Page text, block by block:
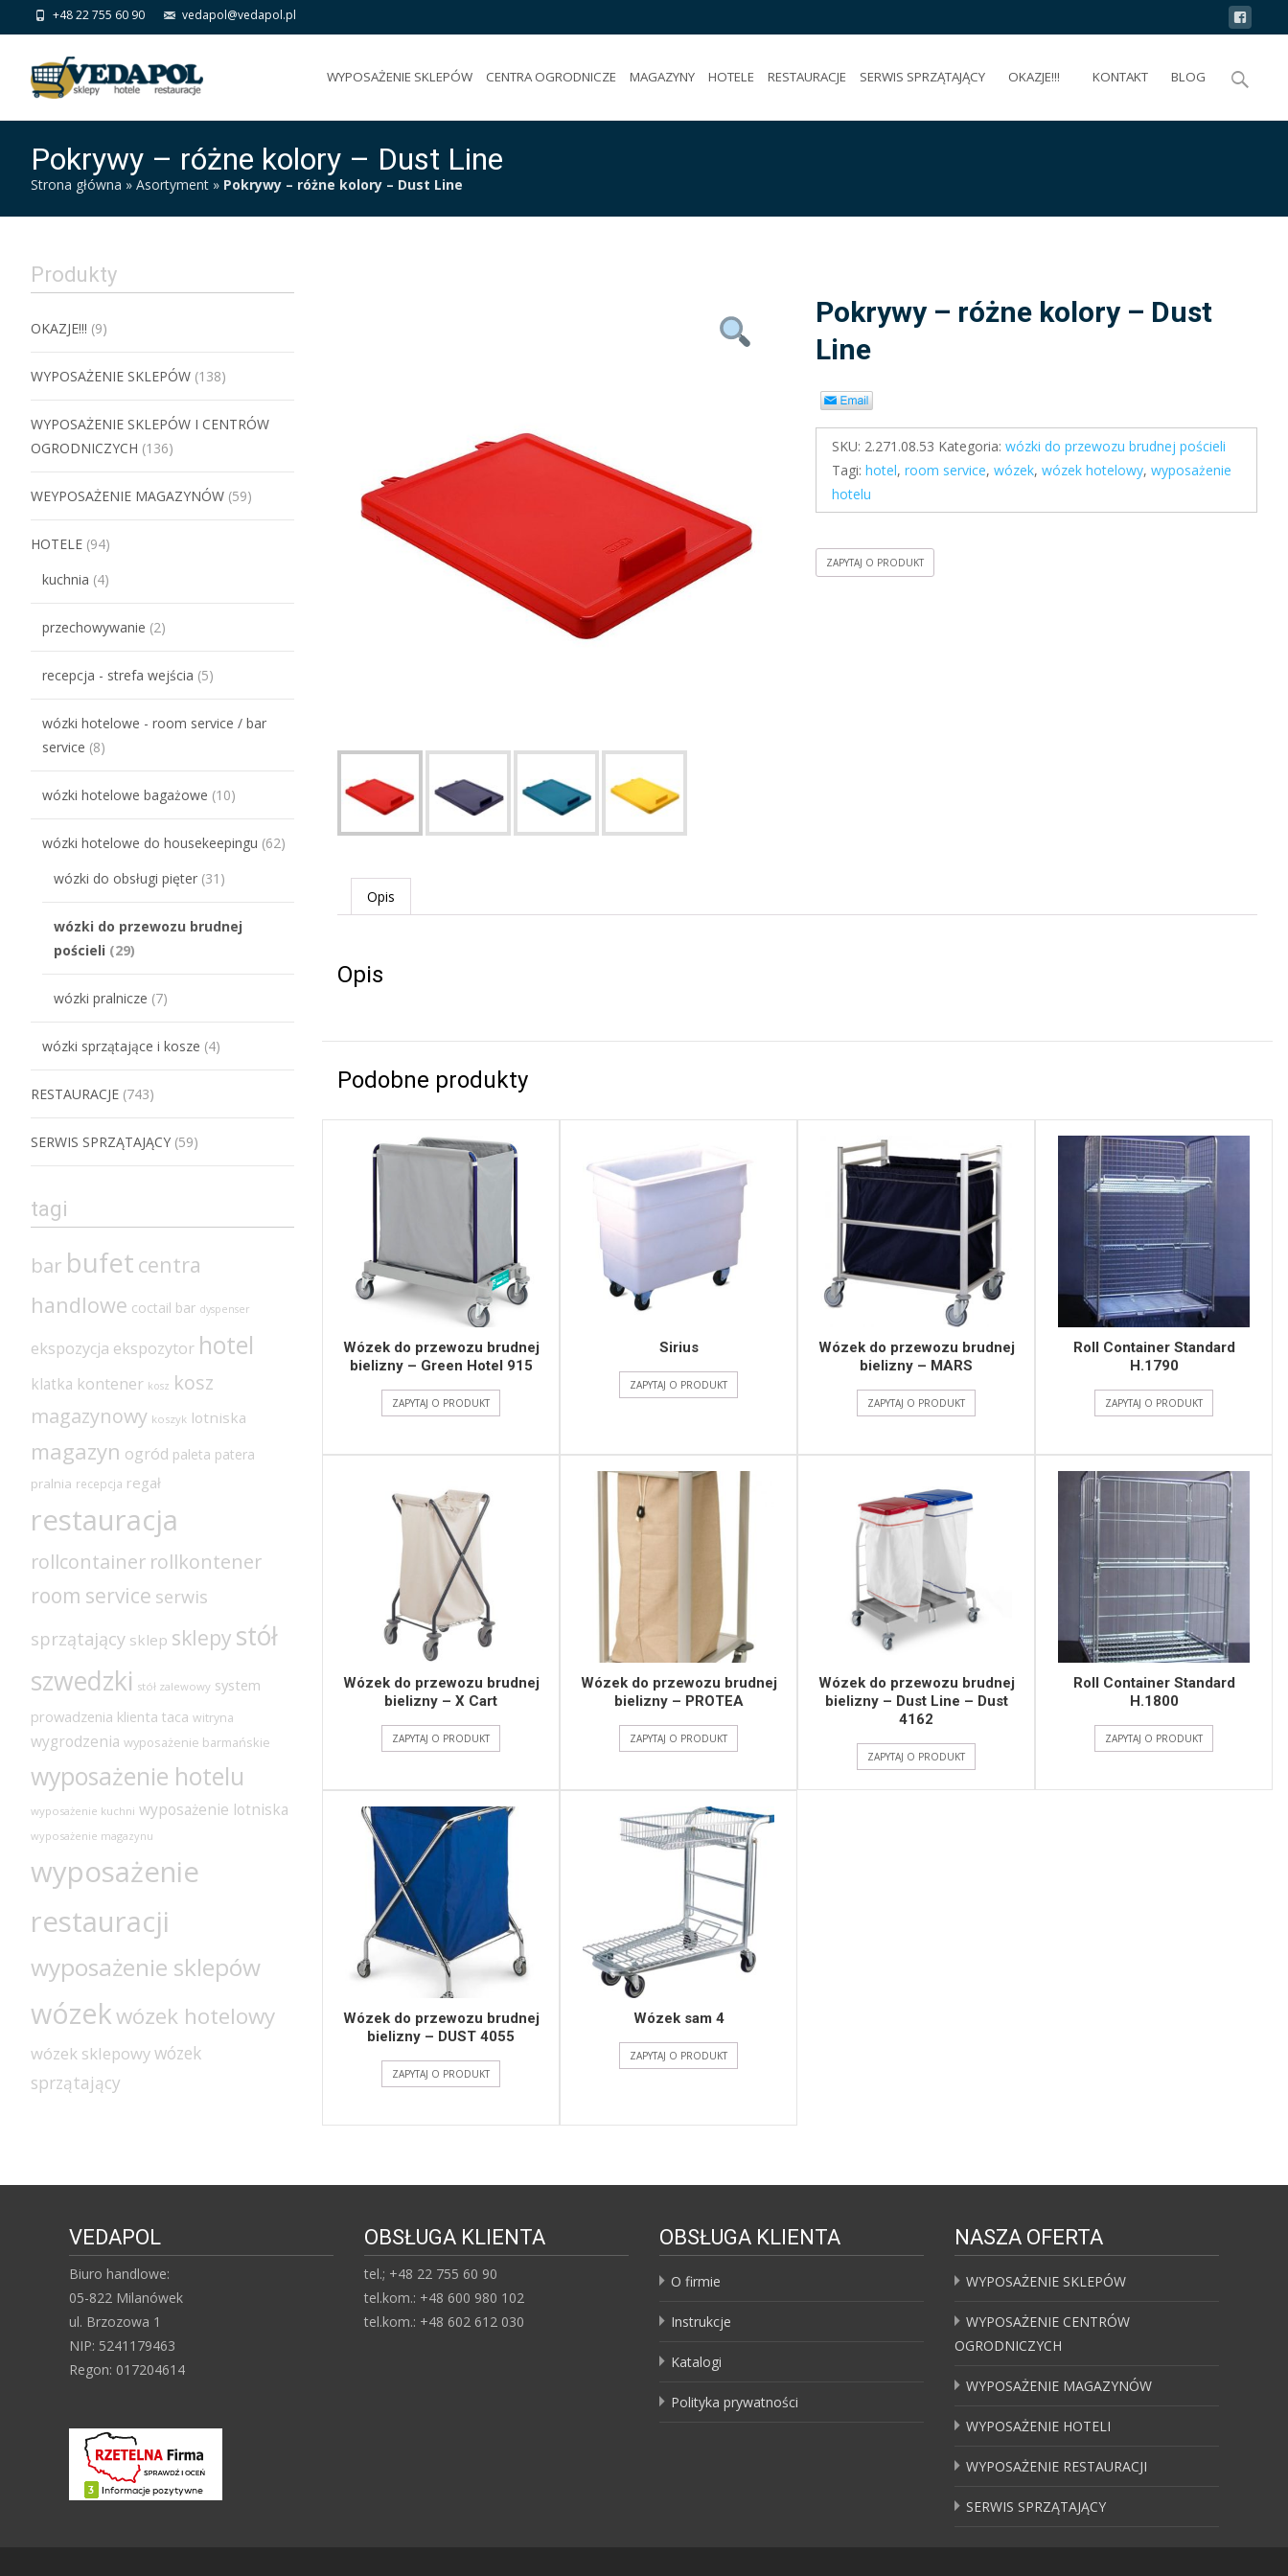
+48 22 755 60 90 vedapol@vedapol.pl
toWYPOSAŻENIE SKLEPÓW CENTRA OGRODNICZE MAGAZYNY HOTELE RESTAURACJE SERWIS SPRZĄTAJĄCY OKAZJE!!! KONTAKT BLOG
Search
Pokrywy – różne kolory – Dust Line
Strona główna » Asortyment » Pokrywy – różne kolory – Dust Line
Pokrywy – różne kolory – Dust
Line
SKU: 2.271.08.53 Kategoria:wózki do przewozu brudnej pościeli
Tagi:hotel,room service,wózek,wózek hotelowy,wyposażenie
hotelu
ZAPYTAJ O PRODUKT
Opis
Opis
Podobne produkty
Wózek do przewozu brudnej
bielizny – Green Hotel 915
ZAPYTAJ O PRODUKT
Sirius
ZAPYTAJ O PRODUKT
Wózek do przewozu brudnej
bielizny – MARS
ZAPYTAJ O PRODUKT
Roll Container Standard
H.1790
ZAPYTAJ O PRODUKT
Wózek do przewozu brudnej
bielizny – X Cart
ZAPYTAJ O PRODUKT
Wózek do przewozu brudnej
bielizny – PROTEA
ZAPYTAJ O PRODUKT
Wózek do przewozu brudnej
bielizny – Dust Line – Dust
4162
ZAPYTAJ O PRODUKT
Roll Container Standard
H.1800
ZAPYTAJ O PRODUKT
Wózek do przewozu brudnej
bielizny – DUST 4055
ZAPYTAJ O PRODUKT
Wózek sam 4
ZAPYTAJ O PRODUKT
Produkty
OKAZJE!!! (9)
WYPOSAŻENIE SKLEPÓW (138)
WYPOSAŻENIE SKLEPÓW I CENTRÓW
OGRODNICZYCH (136)
WEYPOSAŻENIE MAGAZYNÓW (59)
HOTELE (94)
kuchnia (4)
przechowywanie (2)
recepcja - strefa wejścia (5)
wózki hotelowe - room service / bar
service (8)
wózki hotelowe bagażowe (10)
wózki hotelowe do housekeepingu (62)
wózki do obsługi pięter (31)
wózki do przewozu brudnej
pościeli (29)
wózki pralnicze (7)
wózki sprzątające i kosze (4)
RESTAURACJE (743)
SERWIS SPRZĄTAJĄCY (59)
tagi
bar bufet centra
handlowe coctail bar dyspenser
ekspozycja ekspozytor hotel
klatka kontener kosz kosz
magazynowy koszyk lotniska
magazyn ogród paleta patera
pralnia recepcja regał
restauracja
rollcontainer rollkontener
room service serwis
sprzątający sklep sklepy stół
szwedzki stół zalewowy system
prowadzenia klienta taca witryna
wygrodzenia wyposażenie barmańskie
wyposażenie hotelu
wyposażenie kuchni wyposażenie lotniska
wyposażenie magazynu
wyposażenie
restauracji
wyposażenie sklepów
wózekwózek hotelowy
wózek sklepowywózek
sprzątający
VEDAPOL
Biuro handlowe:
05-822 Milanówek
ul. Brzozowa 1
NIP: 5241179463
Regon: 017204614
OBSŁUGA KLIENTA
tel.; +48 22 755 60 90
tel.kom.: +48 600 980 102
tel.kom.: +48 602 612 030
OBSŁUGA KLIENTA
O firmie
Instrukcje
Katalogi
Polityka prywatności
NASZA OFERTA
WYPOSAŻENIE SKLEPÓW
WYPOSAŻENIE CENTRÓW
OGRODNICZYCH
WYPOSAŻENIE MAGAZYNÓW
WYPOSAŻENIE HOTELI
WYPOSAŻENIE RESTAURACJI
SERWIS SPRZĄTAJĄCY